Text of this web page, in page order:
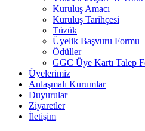
Kuruluş Amacı
Kuruluş Tarihçesi
Tüzük
Üyelik Başvuru Formu
Ödüller
GGC Üye Kartı Talep
Üyelerimiz
Anlaşmalı Kurumlar
Duyurular
Ziyaretler
İletişim